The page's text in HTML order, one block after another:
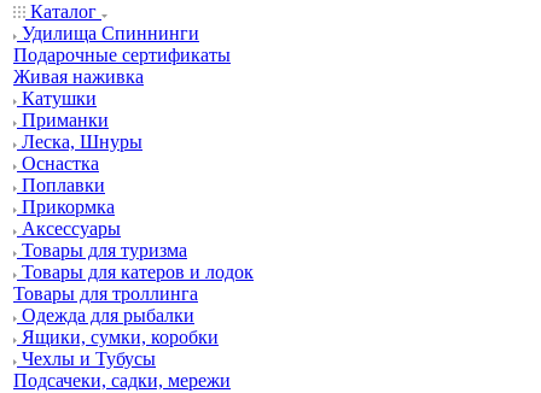
Каталог
Удилища Спиннинги
Подарочные сертификаты
Живая наживка
Катушки
Приманки
Леска, Шнуры
Оснастка
Поплавки
Прикормка
Аксессуары
Товары для туризма
Товары для катеров и лодок
Товары для троллинга
Одежда для рыбалки
Ящики, сумки, коробки
Чехлы и Тубусы
Подсачеки, садки, мережи